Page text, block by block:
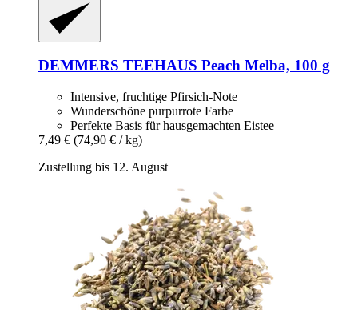
DEMMERS TEEHAUS Peach Melba, 100 g
Intensive, fruchtige Pfirsich-Note
Wunderschöne purpurrote Farbe
Perfekte Basis für hausgemachten Eistee
7,49 € (74,90 € / kg)
Zustellung bis 12. August